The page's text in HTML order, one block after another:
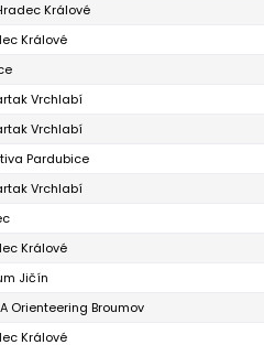
Králové
Králové
Vrchlabí
Vrchlabí
Pardubice
Vrchlabí
Králové
Jičín
Orienteering Broumov
Králové